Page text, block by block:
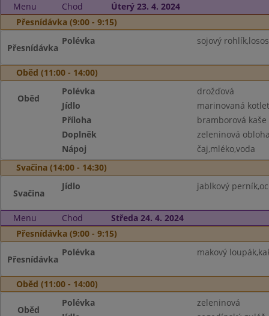
Menu Chod
Úterý 23. 4. 2024
Přesnídávka (9:00 - 9:15)
Přesnídávka
Polévka sojový
Oběd (11:00 - 14:00)
Oběd
Polévka
drožďová
Jídlo
marinovaná
Příloha
bramborová kaše
Doplněk
zeleninová
Nápoj
čaj,mléko,voda
Svačina (14:00 - 14:30)
Svačina
Jídlo jablkový
Menu Chod
Středa 24. 4. 2024
Přesnídávka (9:00 - 9:15)
Přesnídávka
Polévka makový
Oběd (11:00 - 14:00)
Oběd
Polévka
zeleninová